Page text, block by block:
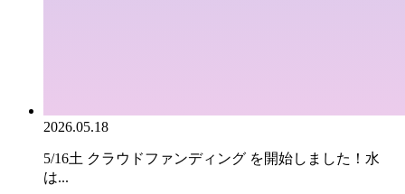
2026.05.18
5/16土 クラウドファンディング を開始しました！水
は...